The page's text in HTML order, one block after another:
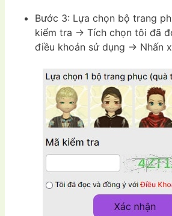
Bước 3: Lựa chọn bộ trang
kiểm tra -> Tích chọn tôi đã
điều khoản sử dụng -> Nhấn